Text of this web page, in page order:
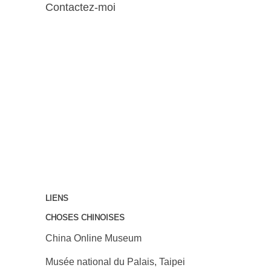
Contactez-moi
LIENS
CHOSES CHINOISES
China Online Museum
Musée national du Palais, Taipei